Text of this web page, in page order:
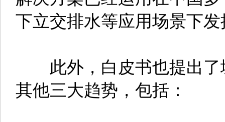
下立交排水等应用场景下
此外，白皮书也提出了
其他三大趋势，包括：